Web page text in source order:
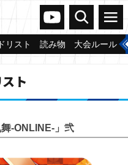
ヴァンガードch
検索 メニュー
リスト 読み物 大会ルール
ト
舞-ONLINE-」弐